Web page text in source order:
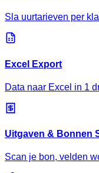
Sla uurtarieven per
Excel Export
Data naar Excel in 1
Uitgaven & Bonnen
Scan je bon, velden